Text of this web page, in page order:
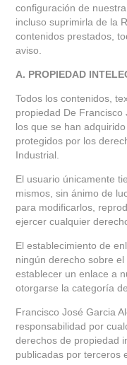
configuración de
incluso suprimirla de la
contenidos prestados,
aviso.
A. PROPIEDAD
Todos los contenidos,
propiedad De Francisco
los que se han
protegidos por los
Industrial.
El usuario únicamente
mismos, sin ánimo de
para modificarlos,
ejercer cualquier
El establecimiento de
ningún derecho sobre
establecer un enlace a
otorgarse la categoría
Francisco José Garcia
responsabilidad por
derechos de propiedad
publicadas por terceros